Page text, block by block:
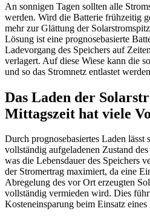
An sonnigen Tagen sollten alle
werden. Wird die Batterie frühzeitig
mehr zur Glättung der
Lösung ist eine prognosebasierte
Ladevorgang des Speichers auf
verlagert. Auf diese Wiese kann die
und so das Stromnetz entlastet
Das Laden der
Mittagszeit hat viele
Durch prognosebasiertes Laden lässt
vollständig aufgeladenen Zustand
was die Lebensdauer des Speichers
der Stromertrag maximiert, da eine
Abregelung des vor Ort erzeugten
vollständig vermieden wird. Dies
Kosteneinsparung beim Einsatz eines